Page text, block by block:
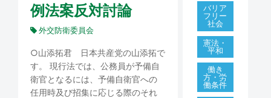
例法案反対討論
外交防衛委員会
○山添拓君 日本共産党の山添拓で
す。 現行法では、公務員が予備自
衛官となるには、予備自衛官への
任用時及び招集に応じる際のそれ
バリア
フリー
社会
憲法・
平和
働き
方・労
働条件